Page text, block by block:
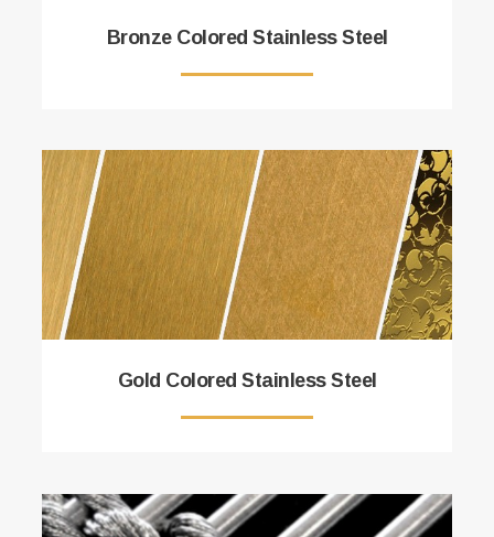
Bronze Colored Stainless Steel
Gold Colored Stainless Steel